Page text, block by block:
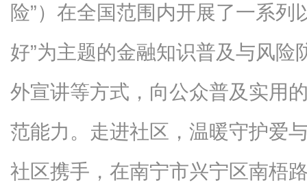
险”）在全国范围内开展了一系列
好”为主题的金融知识普及与风
外宣讲等方式，向公众普及实用
范能力。走进社区，温暖守护爱
社区携手，在南宁市兴宁区南梧